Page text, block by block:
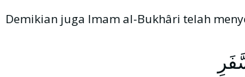
Demikian juga Imam al-Bukhâri telah